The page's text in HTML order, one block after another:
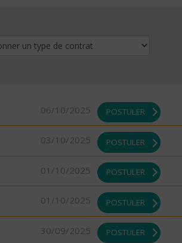
06/10/2025 POSTULER
03/10/2025 POSTULER
01/10/2025 POSTULER
01/10/2025 POSTULER
30/09/2025 POSTULER